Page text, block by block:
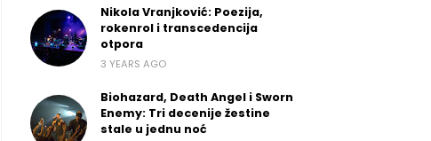
Nikola Vranjković: Poezija,
rokenrol i transcedencija
otpora
3 YEARS AGO
Biohazard, Death Angel i Sworn
Enemy: Tri decenije žestine
stale u jednu noć